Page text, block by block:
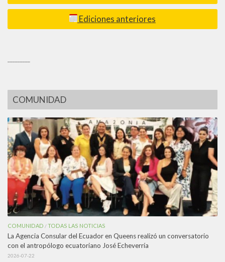
Ediciones anteriores
COMUNIDAD
COMUNIDAD /TODAS LAS NOTICIAS
La Agencia Consular del Ecuador en Queens realizó un conversatorio
con el antropólogo ecuatoriano José Echeverría
2026-07-22